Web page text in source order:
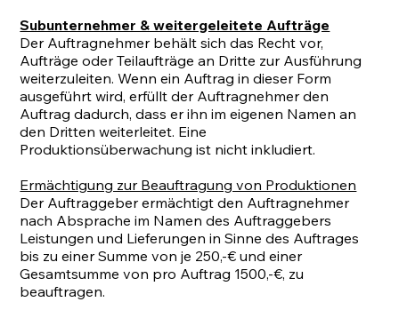
Subunternehmer & weitergeleitete Aufträge
Der Auftragnehmer behält sich das Recht vor,
Aufträge oder Teilaufträge an Dritte zur Ausführung
weiterzuleiten. Wenn ein Auftrag in dieser Form
ausgeführt wird, erfüllt der Auftragnehmer den
Auftrag dadurch, dass er ihn im eigenen Namen an
den Dritten weiterleitet. Eine
Produktionsüberwachung ist nicht inkludiert.
Ermächtigung zur Beauftragung von Produktionen
Der Auftraggeber ermächtigt den Auftragnehmer
nach Absprache im Namen des Auftraggebers
Leistungen und Lieferungen in Sinne des Auftrages
bis zu einer Summe von je 250,-€ und einer
Gesamtsumme von pro Auftrag 1500,-€, zu
beauftragen.